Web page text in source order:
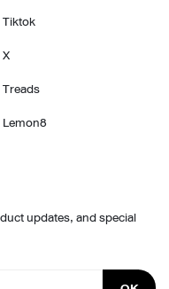
Tiktok
X
Treads
Lemon8
updates, and special